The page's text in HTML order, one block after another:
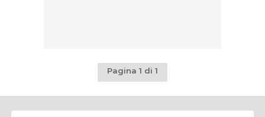
Pagina 1 di 1